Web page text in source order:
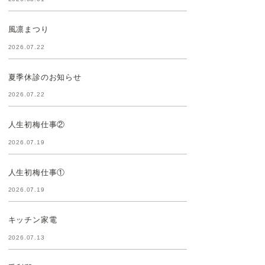
風凛まつり
2026.07.22
夏季休診のお知らせ
2026.07.22
人生初梅仕事②
2026.07.19
人生初梅仕事①
2026.07.19
キッチン家電
2026.07.13